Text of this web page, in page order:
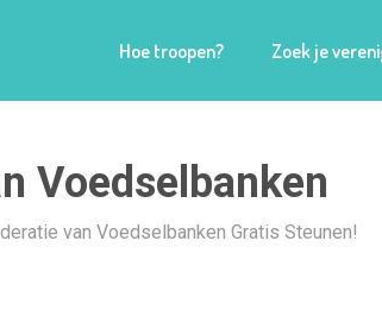
Hoe troopen? Zoek je
Voedselbanken
van Voedselbanken Gratis Steunen!